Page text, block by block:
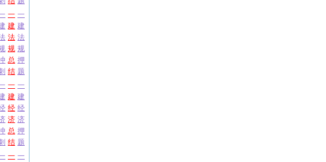
一
建
法
规
总
结
一
建
法
规
押
题
一
建
经
济
总
结
一
建
经
济
押
题
一 一